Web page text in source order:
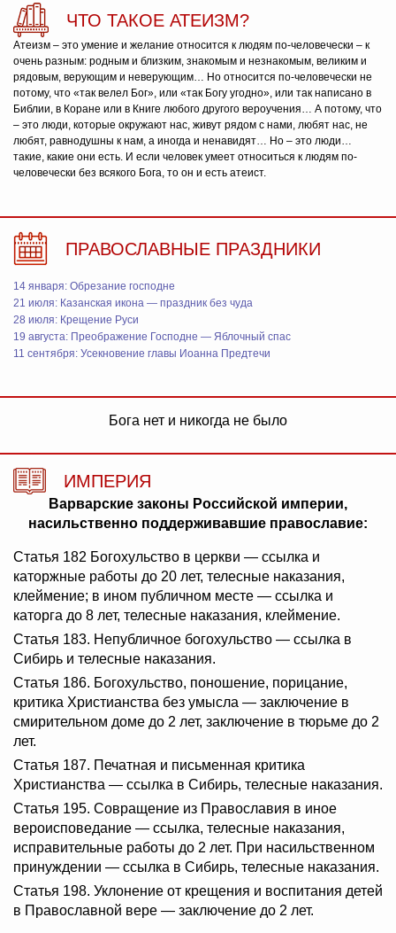
ЧТО ТАКОЕ АТЕИЗМ?
Атеизм – это умение и желание относится к людям по-человечески – к
очень разным: родным и близким, знакомым и незнакомым, великим и
рядовым, верующим и неверующим… Но относится по-человечески не
потому, что «так велел Бог», или «так Богу угодно», или так написано в
Библии, в Коране или в Книге любого другого вероучения… А потому, что
– это люди, которые окружают нас, живут рядом с нами, любят нас, не
любят, равнодушны к нам, а иногда и ненавидят… Но – это люди…
такие, какие они есть. И если человек умеет относиться к людям по-
человечески без всякого Бога, то он и есть атеист.
ПРАВОСЛАВНЫЕ ПРАЗДНИКИ
14 января: Обрезание господне
21 июля: Казанская икона — праздник без чуда
28 июля: Крещение Руси
19 августа: Преображение Господне — Яблочный спас
11 сентября: Усекновение главы Иоанна Предтечи
Бога нет и никогда не было
ИМПЕРИЯ
Варварские законы Российской империи,
насильственно поддерживавшие православие:
Статья 182 Богохульство в церкви — ссылка и
каторжные работы до 20 лет, телесные наказания,
клеймение; в ином публичном месте — ссылка и
каторга до 8 лет, телесные наказания, клеймение.
Статья 183. Непубличное богохульство — ссылка в
Сибирь и телесные наказания.
Статья 186. Богохульство, поношение, порицание,
критика Христианства без умысла — заключение в
смирительном доме до 2 лет, заключение в тюрьме до 2
лет.
Статья 187. Печатная и письменная критика
Христианства — ссылка в Сибирь, телесные наказания.
Статья 195. Совращение из Православия в иное
вероисповедание — ссылка, телесные наказания,
исправительные работы до 2 лет. При насильственном
принуждении — ссылка в Сибирь, телесные наказания.
Статья 198. Уклонение от крещения и воспитания детей
в Православной вере — заключение до 2 лет.